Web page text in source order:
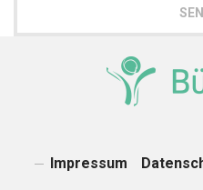
Impressum